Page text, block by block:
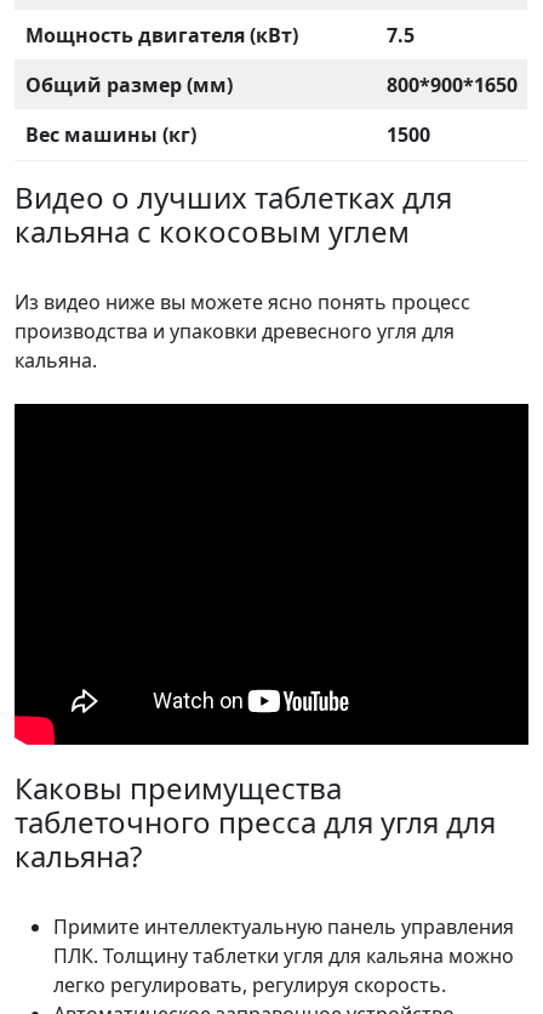
Мощность двигателя (кВт)
7.5
Общий размер (мм)
800*900*1650
Вес машины (кг)
1500
Видео о лучших таблетках для
кальяна с кокосовым углем
Из видео ниже вы можете ясно понять процесс
производства и упаковки древесного угля для
кальяна.
Каковы преимущества
таблеточного пресса для угля для
кальяна?
Примите интеллектуальную панель управления
ПЛК. Толщину таблетки угля для кальяна можно
легко регулировать, регулируя скорость.